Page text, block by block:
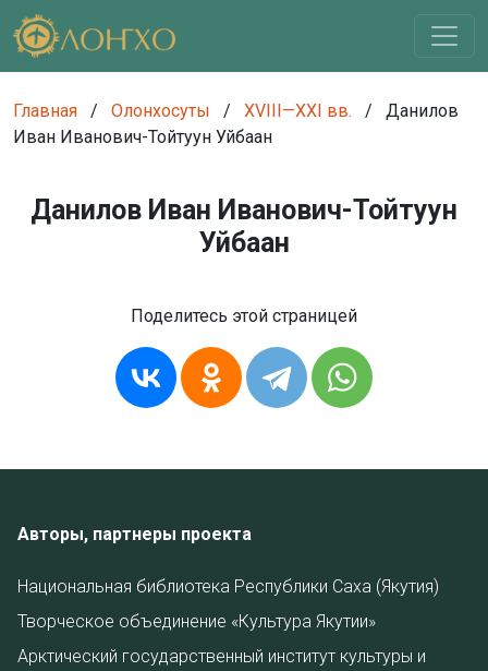
Главная / Олонхосуты / XVIII—XXI вв. /
Данилов
Иван Иванович-Тойтуун Уйбаан
Данилов Иван Иванович-Тойтуун
Уйбаан
Поделитесь этой страницей
Авторы, партнеры проекта
Национальная библиотека Республики Саха (Якутия)
Творческое объединение «Культура Якутии»
Арктический государственный институт культуры и